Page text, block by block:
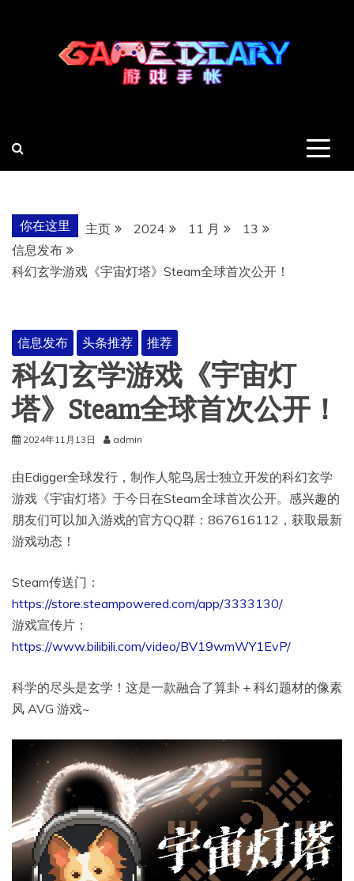
你在这里 主页 2024 11 月
13
信息发布
科幻玄学游戏《宇宙灯塔》Steam全球首次公开！
信息发布 头条推荐 推荐
科幻玄学游戏《宇宙灯
塔》Steam全球首次公开！
2024年11月13日 admin
由Edigger全球发行，制作人鸵鸟居士独立开发的科幻玄学
游戏《宇宙灯塔》于今日在Steam全球首次公开。感兴趣的
朋友们可以加入游戏的官方QQ群：867616112，获取最新
游戏动态！
Steam传送门：
https://store.steampowered.com/app/3333130/
游戏宣传片：
https://www.bilibili.com/video/BV19wmWY1EvP/
科学的尽头是玄学！这是一款融合了算卦 + 科幻题材的像素
风 AVG 游戏~